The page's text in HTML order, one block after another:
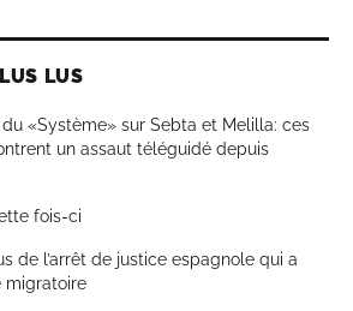
LUS
«Système» sur Sebta et Melilla: ces
un assaut téléguidé depuis
fois-ci
de l’arrêt de justice espagnole qui a
migratoire